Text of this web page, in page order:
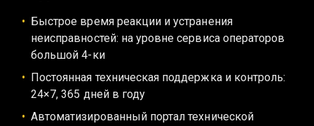
Быстрое время реакции и устранения
неисправностей: на уровне сервиса операторов
большой 4-ки
Постоянная техническая поддержка и контроль:
24×7, 365 дней в году
Автоматизированный портал технической